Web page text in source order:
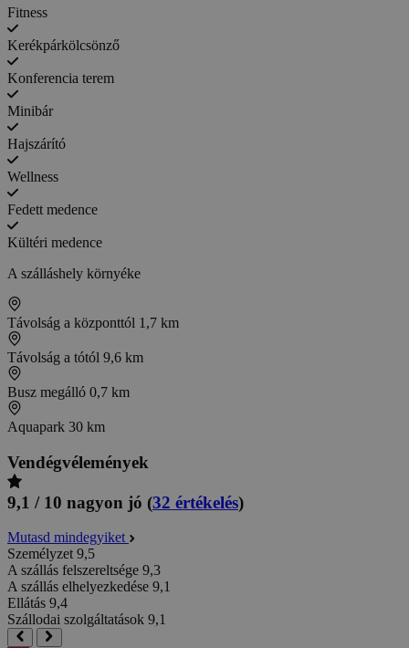
Fitness
Kerékpárkölcsönző
Konferencia terem
Minibár
Hajszárító
Wellness
Fedett medence
Kültéri medence
A szálláshely környéke
Távolság a központtól 1,7 km
Távolság a tótól 9,6 km
Busz megálló 0,7 km
Aquapark 30 km
Vendégvélemények
9,1 / 10 nagyon jó (32 értékelés)
Mutasd mindegyiket
Személyzet 9,5
A szállás felszereltsége 9,3
A szállás elhelyezkedése 9,1
Ellátás 9,4
Szállodai szolgáltatások 9,1